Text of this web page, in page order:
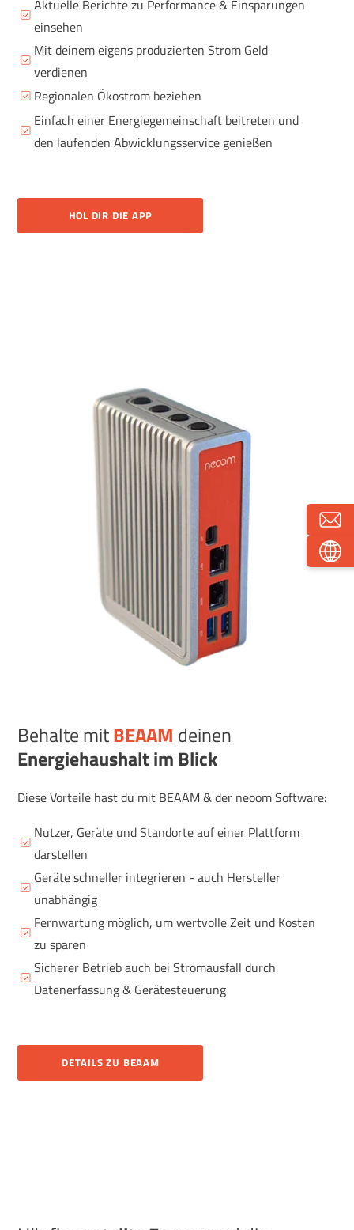
Aktuelle Berichte zu Performance & Einsparungen
einsehen
Mit deinem eigens produzierten Strom Geld
verdienen
Regionalen Ökostrom beziehen
Einfach einer Energiegemeinschaft beitreten und
den laufenden Abwicklungsservice genießen
HOL DIR DIE APP
Behalte mitBEAAM deinen
Energiehaushalt im Blick
Diese Vorteile hast du mit BEAAM & der neoom Software:
Nutzer, Geräte und Standorte auf einer Plattform
darstellen
Geräte schneller integrieren - auch Hersteller
unabhängig
Fernwartung möglich, um wertvolle Zeit und Kosten
zu sparen
Sicherer Betrieb auch bei Stromausfall durch
Datenerfassung & Gerätesteuerung
DETAILS ZU BEAAM